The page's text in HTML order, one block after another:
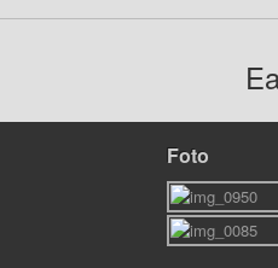
Foto